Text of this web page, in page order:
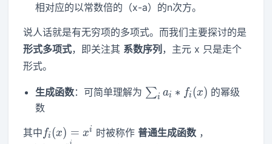
相对应的以常数倍的（x-a）的n次方。
说人话就是有无穷项的多项式。而我们主要探讨的是
形式多项式，即关注其 系数序列 ，主元 x 只是走个
形式。
生成函数：可简单理解为 \sum_i
∑i ai ∗ fi (x) 的幂级
数
其中 f_i(x)=x^i
fi (x) = xi 时被称作普通生成函数 ，